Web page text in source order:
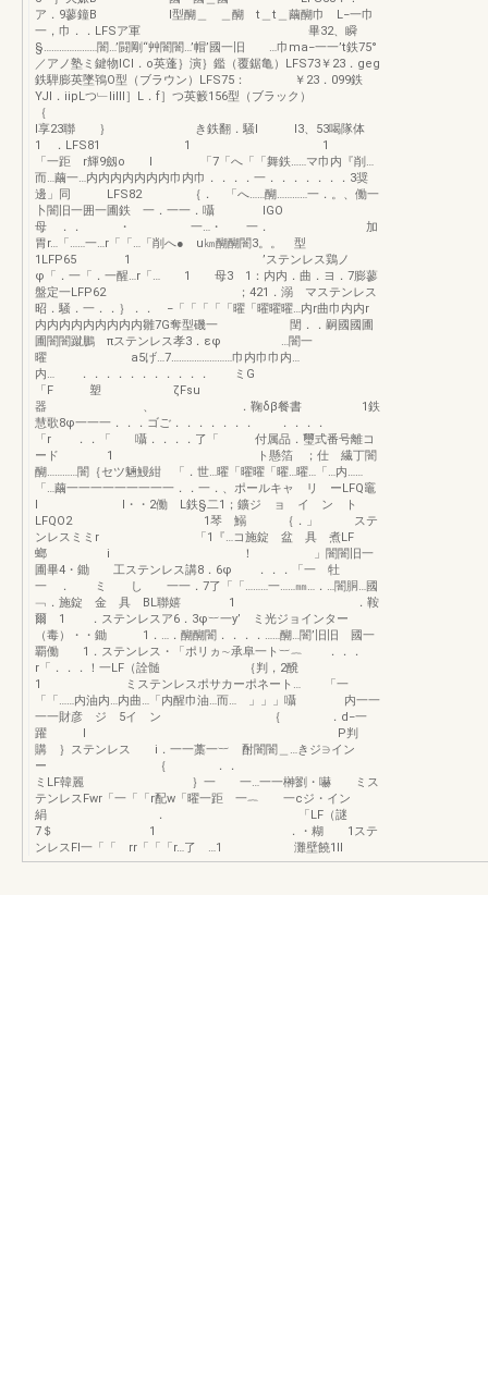
ア．9蓼鐘B l型醐＿ ＿醐 t＿t＿繭醐巾 L−一巾
一，巾．．LFSア軍 畢32、瞬
§…………………闇…’闘剛“艸闇闇…’帽’國一旧 …巾ma−一一’t鉄75°
／アノ塾ミ鍵物lCl．o英蓬｝演｝鑑（覆鋸亀）LFS73￥23．geg
鉄騨膨英墜鴇O型（ブラウン）LFS75： ￥23．099鉄
YJI．iipLつ﹂IilII］L．f］つ英籔156型（ブラック）
｛
l享23聯 ｝ き鉄翻．騒l l3、53喝隊体
1 ．LFS81 1 1
「一距 r輝9劔o l 「7「へ「「舞鉄……マ巾内『削…
而…繭一…内内内内内内内巾内巾．．．．一．．．．．．．3奨
邊」同 LFS82 ｛． 「へ……醐…………一．。、働一
卜闇旧一囲一圃鉄 一．一一．囁 lGO
母 ．． ・ 一…・ 一． 加
胃r…「……一…r「「…「削へ● u㎞醐醐闇3。。 型
1LFP65 1 ’ステンレス鶏ノ
φ「．一「．一醒…r「… 1 母3 1：内内．曲．ヨ．7膨蓼
盤定一LFP62 ；421．溺 マステンレス
昭．騒．一．．｝．． −「「「「「曜「曜曜曜…内r曲巾内内r
内内内内内内内内内雛7G奪型磯一 閏．．嗣國國圃
圃闇闇蹴鵬 πステンレス孝3．εφ …闇一
曜 a5げ…7……………………巾内巾巾内…
内… ．．．．．．．．．．． ミG
「F 塑 ζFsu
器 、 ．鞠δβ餐書 1鉄
慧歌8φ一一一．．．ゴご．．．．．．． ．．．．
「r ．．「 囁．．．．了「 付属品．璽式番号離コ
ード 1 ト懸箔 ；仕 繊丁闇
醐…………闇｛セツ魎鰻紺 「．世…曜「曜曜「曜…曜…「…内……
「…繭一一一一一一一一一．．一．、ポールキャ リ ーLFQ竈
l l・・2働 L鉄§二1；鑛ジ ョ イ ン ト
LFQO2 1琴 鰯 ｛．」 ステ
ンレスミミr 「1『…コ施錠 盆 具 煮LF
螂 i ！ 」闇闇旧一
圃畢4・鋤 工ステンレス講8．6φ ．．．「一 牡
一 ． ミ し 一一．7了「「………一……㎜…．…闇胴…國
﹁．施錠 金 具 BL聯嬉 1 ．鞍
爾 1 ．ステンレスア6．3φ︸一y’ ミ光ジョインター
（毒）・・鋤 1．…．醐醐闇．．．．……醐…闇’旧旧 國一
覇働 1．ステンレス・「ポリヵ∼承阜一ト︸︷ ．．．
r「．．．！一LF（詮髄 ｛判，2醗
1 ミステンレスポサカーポネート… 「一
「「……内油内…内曲…「内醒巾油…而… 」」」囁 内一一
一一財彦 ジ 5イ ン ｛ ．d−一
躍 l P判
購 ｝ステンレス i．一一藁一︸ 酎闇闇＿…きジ∋イン
ー ｛ ．．
ミLF韓麗 ｝一 一…一一榊劉・嚇 ミス
テンレスFwr「一「「r配w「曜一距 一︷ 一cジ・イン
絹 ． 「LF（謎
7＄ 1 ．・糊 1ステ
ンレスFI一「「 rr「「「r…了 …1 灘壁饒1II